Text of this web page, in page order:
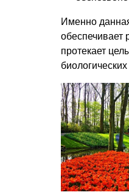
Именно
обеспечивает
протекает